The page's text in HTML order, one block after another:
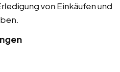
von Einkäufen und